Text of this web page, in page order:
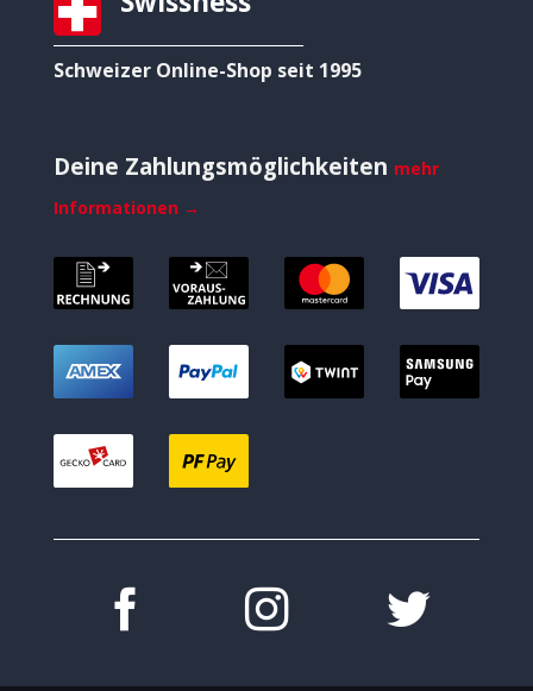
Schweizer Online-Shop seit 1995
Deine Zahlungsmöglichkeiten mehr
Informationen →